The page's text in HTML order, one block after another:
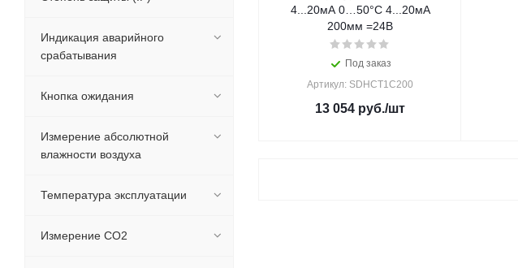
4...20мА 0…50°С 4...20мА
200мм =24В
Под заказ
Артикул: SDHCT1C200
13 054 руб./шт
Индикация аварийного
срабатывания
Кнопка ожидания
Измерение абсолютной
влажности воздуха
Температура эксплуатации
Измерение CO2